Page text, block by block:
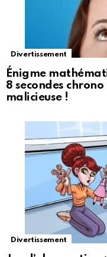
Divertissement
Énigme
8 secondes
malicieuse !
Divertissement